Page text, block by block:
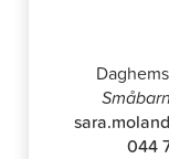
044